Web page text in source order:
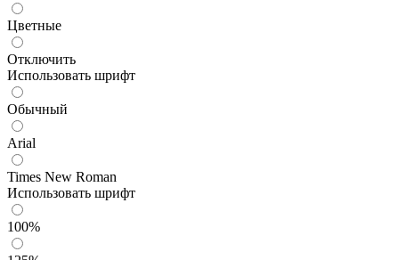
Цветные
Отключить
Использовать шрифт
Обычный
Arial
Times New Roman
Использовать шрифт
100%